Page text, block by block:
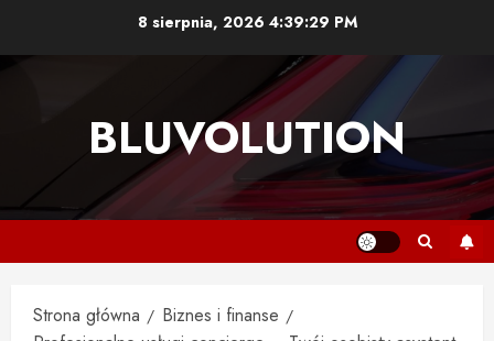
8 sierpnia, 2026 4:39:30 PM
BLUVOLUTION
Strona główna
Biznes i finanse